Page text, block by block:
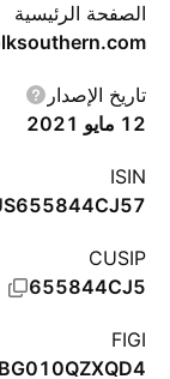
الصفحة الرئيسية
تاريخ الإصدار
12 مايو 2021
ISIN
CUSIP
655844CJ5
FIGI